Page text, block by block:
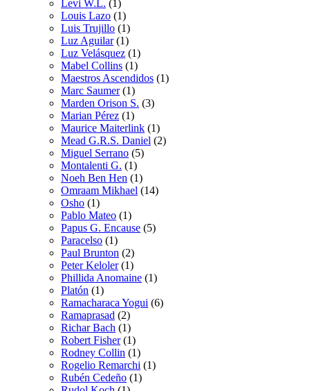
Levi W.L. (1)
Louis Lazo (1)
Luis Trujillo (1)
Luz Aguilar (1)
Luz Velásquez (1)
Mabel Collins (1)
Maestros Ascendidos (1)
Marc Saumer (1)
Marden Orison S. (3)
Marian Pérez (1)
Maurice Maiterlink (1)
Mead G.R.S. Daniel (2)
Miguel Serrano (5)
Montalenti G. (1)
Noeh Ben Hen (1)
Omraam Mikhael (14)
Osho (1)
Pablo Mateo (1)
Papus G. Encause (5)
Paracelso (1)
Paul Brunton (2)
Peter Keloler (1)
Phillida Anomaine (1)
Platón (1)
Ramacharaca Yogui (6)
Ramaprasad (2)
Richar Bach (1)
Robert Fisher (1)
Rodney Collin (1)
Rogelio Remarchi (1)
Rubén Cedeño (1)